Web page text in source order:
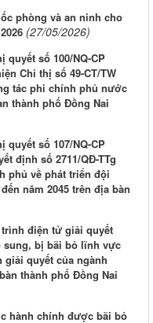
phòng và an ninh cho
(27/05/2026)
quyết số 100/NQ-CP
Chỉ thị số 49-CT/TW
tác phi chính phủ nước
thành phố Đồng Nai
quyết số 107/NQ-CP
định số 2711/QĐ-TTg
phủ về phát triển đội
năm 2045 trên địa bàn
điện tử giải quyết
bị bãi bỏ lĩnh vực
giải quyết của ngành
thành phố Đồng Nai
hành chính được bãi bỏ